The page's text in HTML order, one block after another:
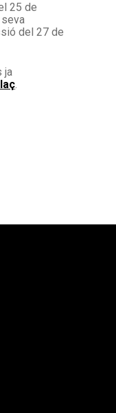
25 de
seva
del 27 de
ja
.